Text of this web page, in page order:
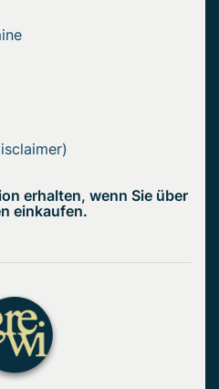
erhalten, wenn Sie über
einkaufen.